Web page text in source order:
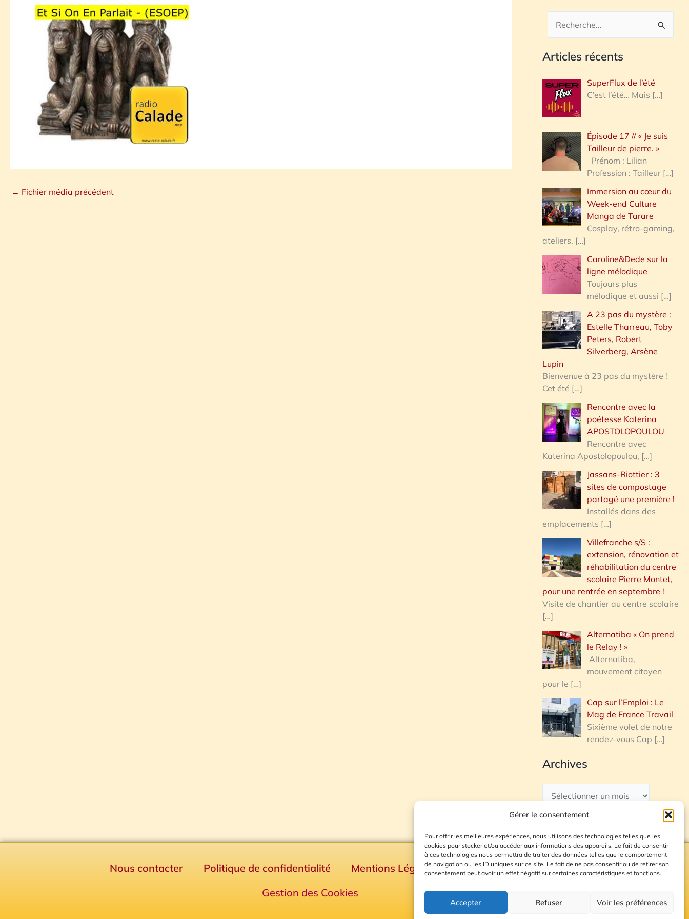
Gérer le consentement
Pour offrir les meilleures expériences, nous utilisons des technologies telles que les
cookies pour stocker et/ou accéder aux informations des appareils. Le fait de consentir
à ces technologies nous permettra de traiter des données telles que le comportement
de navigation ou les ID uniques sur ce site. Le fait de ne pas consentir ou de retirer son
consentement peut avoir un effet négatif sur certaines caractéristiques et fonctions.
Accepter Refuser Voir les préférences
← Fichier média précédent
c
h
r
h
e
:
Articles récents
SuperFlux de l’été
C’est l’été… Mais […]
Épisode 17 // « Je suis
Tailleur de pierre. »
Prénom : Lilian
Profession : Tailleur […]
Immersion au cœur du
Week-end Culture
Manga de Tarare
Cosplay, rétro-gaming,
ateliers, […]
Caroline&Dede sur la
ligne mélodique
Toujours plus
mélodique et aussi […]
A 23 pas du mystère :
Estelle Tharreau, Toby
Peters, Robert
Silverberg, Arsène
Lupin
Bienvenue à 23 pas du mystère !
Cet été […]
Rencontre avec la
poétesse Katerina
APOSTOLOPOULOU
Rencontre avec
Katerina Apostolopoulou, […]
Jassans-Riottier : 3
sites de compostage
partagé une première !
Installés dans des
emplacements […]
Villefranche s/S :
extension, rénovation et
réhabilitation du centre
scolaire Pierre Montet,
pour une rentrée en septembre !
Visite de chantier au centre scolaire
[…]
Alternatiba « On prend
le Relay ! »
Alternatiba,
mouvement citoyen
pour le […]
Cap sur l’Emploi : Le
Mag de France Travail
Sixième volet de notre
rendez-vous Cap […]
Archives
Nous contacter Politique de confidentialité Mentions Légales
Plan du site
Gestion des Cookies